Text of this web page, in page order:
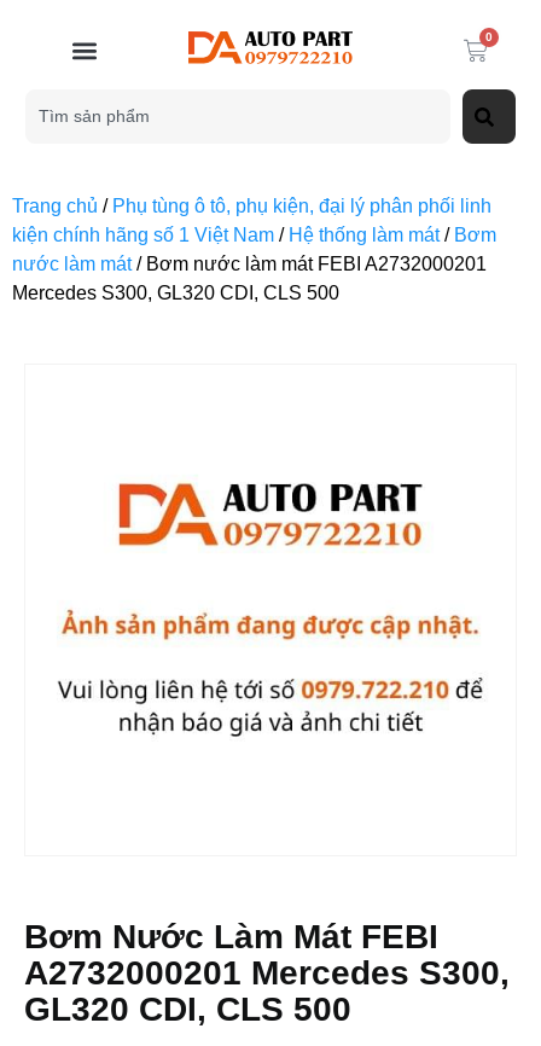
0
Trang chủ / Phụ tùng ô tô, phụ kiện, đại lý phân phối linh
kiện chính hãng số 1 Việt Nam / Hệ thống làm mát/ Bơm
nước làm mát/ Bơm nước làm mát FEBI A2732000201
Mercedes S300, GL320 CDI, CLS 500
Bơm Nước Làm Mát FEBI
A2732000201 Mercedes S300,
GL320 CDI, CLS 500